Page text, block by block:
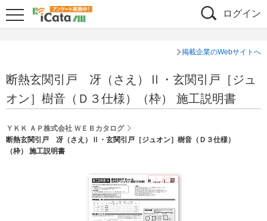
ログイン
掲載企業のWebサイトへ
断熱玄関引戸 冴（さえ）Ⅱ・玄関引戸［ジュ
オン］樹音（Ｄ３仕様）（枠） 施工説明書
ＹＫＫ ＡＰ株式会社 ＷＥＢカタログ
断熱玄関引戸 冴（さえ）Ⅱ・玄関引戸［ジュオン］樹音（Ｄ３仕様）
（枠） 施工説明書